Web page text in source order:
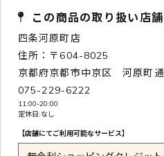
この商品の取り扱い店舗
四条河原町店
住所：〒604-8025
京都府京都市中京区 河原町通
075-229-6222
11:00-20:00
定休日:なし
【店舗にてご利用可能なサービス】